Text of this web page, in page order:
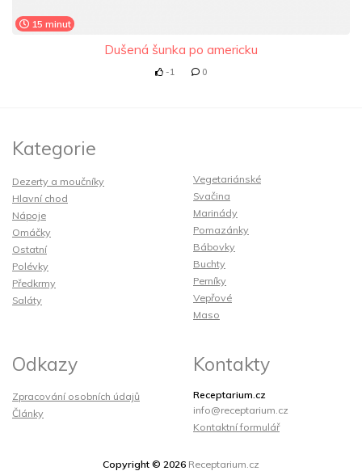
15 minut
Dušená šunka po americku
-1 0
Kategorie
Dezerty a moučníky
Hlavní chod
Nápoje
Omáčky
Ostatní
Polévky
Předkrmy
Saláty
Vegetariánské
Svačina
Marinády
Pomazánky
Bábovky
Buchty
Perníky
Vepřové
Maso
Odkazy
Zpracování osobních údajů
Články
Kontakty
Receptarium.cz
info@receptarium.cz
Kontaktní formulář
Copyright © 2026 Receptarium.cz